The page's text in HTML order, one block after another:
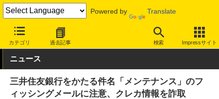
Powered by Translate
カテゴリ 過去記事 検索 Impressサイト
INTERNET Watch トピック 詐欺/フィッシング
ニュース
三井住友銀行をかたる件名「メンテナンス」のフ
ィッシングメールに注意、クレカ情報を詐取